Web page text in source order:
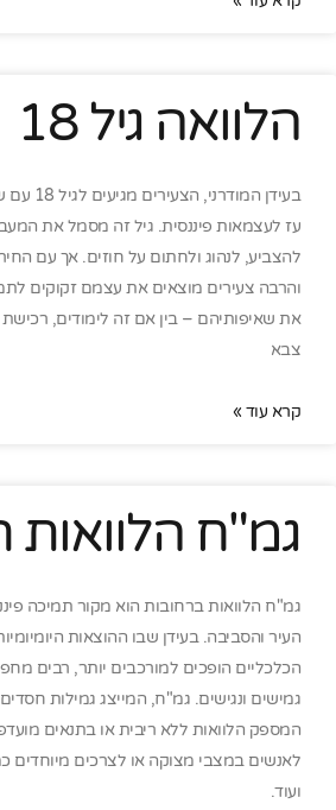
הלוואה גיל 18
בעידן
עז לעצמאות פיננסית. גיל זה מסמל את
להצביע, לנהוג ולחתום על חוזים. אך עם
והרבה צעירים מוצאים את עצמם זקוקים
את שאיפותיהם – בין אם זה לימודים, רכישת
צבא
קרא עוד »
גמ"ח הלוואות
גמ"ח הלוואות ברחובות הוא מקור תמיכה
העיר והסביבה. בעידן שבו ההוצאות
הכלכליים הופכים למורכבים יותר, רבים
גמישים ונגישים. גמ"ח, המייצג גמילות
המספק הלוואות ללא ריבית או בתנאים
לאנשים במצבי מצוקה או לצרכים מיוחדים
ועוד.